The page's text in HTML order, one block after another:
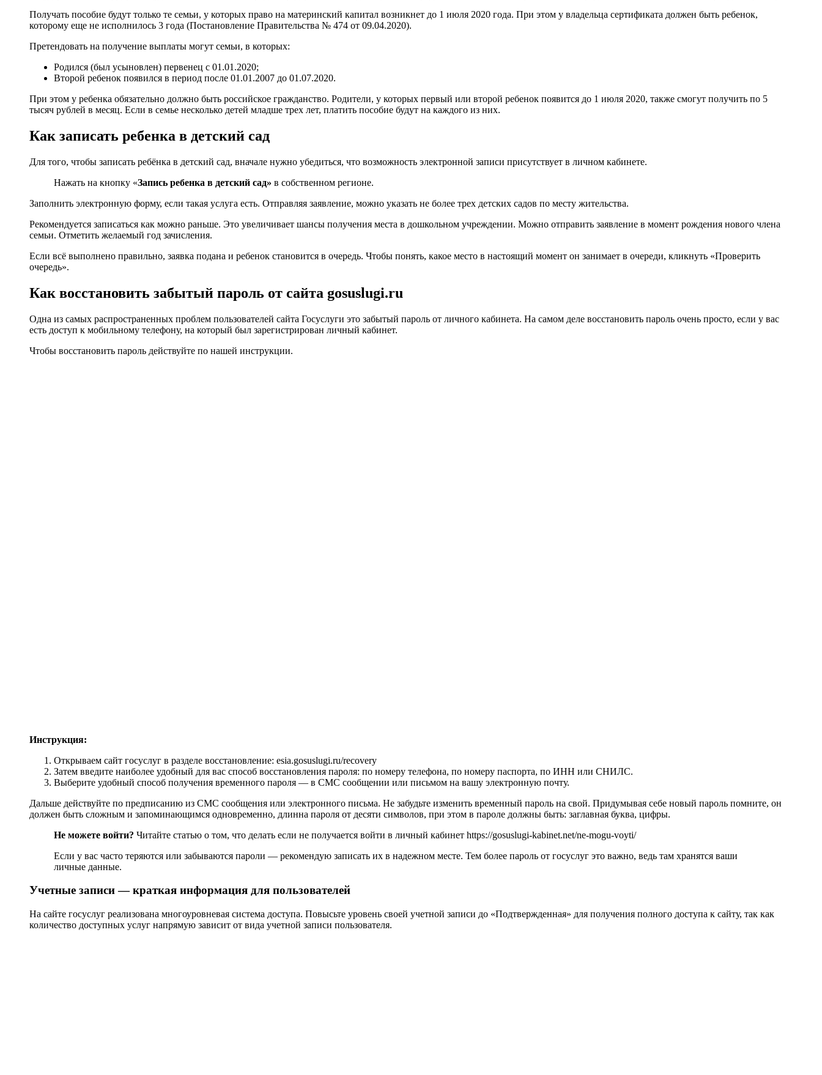
Получать пособие будут только те семьи, у которых право на материнский капитал возникнет до 1 июля 2020 года. При этом у владельца сертификата должен быть ребенок,
которому еще не исполнилось 3 года (Постановление Правительства № 474 от 09.04.2020).
Претендовать на получение выплаты могут семьи, в которых:
Родился (был усыновлен) первенец с 01.01.2020;
Второй ребенок появился в период после 01.01.2007 до 01.07.2020.
При этом у ребенка обязательно должно быть российское гражданство. Родители, у которых первый или второй ребенок появится до 1 июля 2020, также смогут получить по 5
тысяч рублей в месяц. Если в семье несколько детей младше трех лет, платить пособие будут на каждого из них.
Как записать ребенка в детский сад
Для того, чтобы записать ребёнка в детский сад, вначале нужно убедиться, что возможность электронной записи присутствует в личном кабинете.
Нажать на кнопку «Запись ребенка в детский сад» в собственном регионе.
Заполнить электронную форму, если такая услуга есть. Отправляя заявление, можно указать не более трех детских садов по месту жительства.
Рекомендуется записаться как можно раньше. Это увеличивает шансы получения места в дошкольном учреждении. Можно отправить заявление в момент рождения нового члена
семьи. Отметить желаемый год зачисления.
Если всё выполнено правильно, заявка подана и ребенок становится в очередь. Чтобы понять, какое место в настоящий момент он занимает в очереди, кликнуть «Проверить
очередь».
Как восстановить забытый пароль от сайта gosuslugi.ru
Одна из самых распространенных проблем пользователей сайта Госуслуги это забытый пароль от личного кабинета. На самом деле восстановить пароль очень просто, если у вас
есть доступ к мобильному телефону, на который был зарегистрирован личный кабинет.
Чтобы восстановить пароль действуйте по нашей инструкции.
Инструкция:
Открываем сайт госуслуг в разделе восстановление: esia.gosuslugi.ru/recovery
Затем введите наиболее удобный для вас способ восстановления пароля: по номеру телефона, по номеру паспорта, по ИНН или СНИЛС.
Выберите удобный способ получения временного пароля — в СМС сообщении или письмом на вашу электронную почту.
Дальше действуйте по предписанию из СМС сообщения или электронного письма. Не забудьте изменить временный пароль на свой. Придумывая себе новый пароль помните, он
должен быть сложным и запоминающимся одновременно, длинна пароля от десяти символов, при этом в пароле должны быть: заглавная буква, цифры.
Не можете войти? Читайте статью о том, что делать если не получается войти в личный кабинет https://gosuslugi-kabinet.net/ne-mogu-voyti/
Если у вас часто теряются или забываются пароли — рекомендую записать их в надежном месте. Тем более пароль от госуслуг это важно, ведь там хранятся ваши
личные данные.
Учетные записи — краткая информация для пользователей
На сайте госуслуг реализована многоуровневая система доступа. Повысьте уровень своей учетной записи до «Подтвержденная» для получения полного доступа к сайту, так как
количество доступных услуг напрямую зависит от вида учетной записи пользователя.